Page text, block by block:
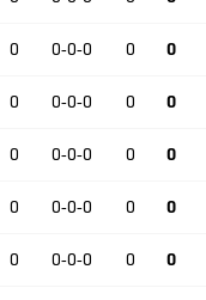
0 0-0-0 0 0
0 0-0-0 0 0
0 0-0-0 0 0
0 0-0-0 0 0
0 0-0-0 0 0